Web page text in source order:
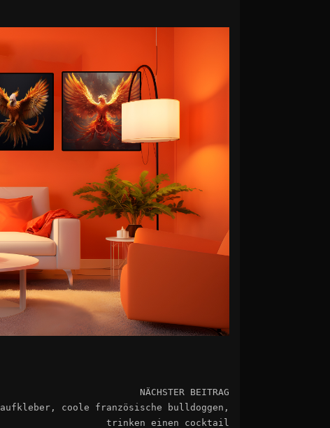
NÄCHSTER BEITRAG
aufkleber, coole französische bulldoggen,
trinken einen cocktail